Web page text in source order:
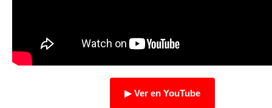
TRANSPARENCIA
▶ Ver en YouTube